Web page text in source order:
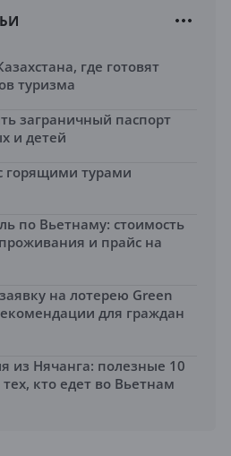
где готовят
туризма
заграничный паспорт
и детей
горящими турами
по Вьетнаму: стоимость
и прайс на
на лотерею Green
для граждан
из Нячанга: полезные 10
тех, кто едет во Вьетнам